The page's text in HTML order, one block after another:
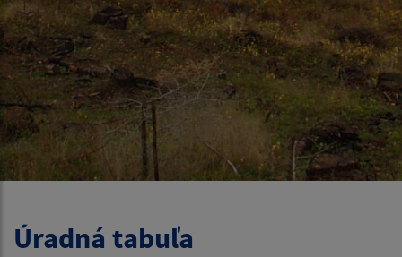
Úradná tabuľa